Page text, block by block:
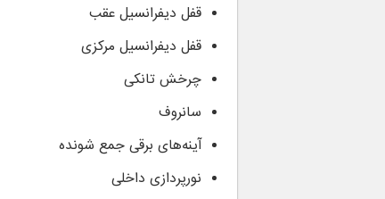
قفل دیفرانسیل عقب
قفل دیفرانسیل مرکزی
چرخش تانکی
سانروف
آینه‌های برقی جمع شونده
نورپردازی داخلی